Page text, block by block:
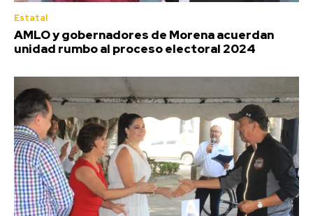
Estatal
AMLO y gobernadores de Morena acuerdan
unidad rumbo al proceso electoral 2024